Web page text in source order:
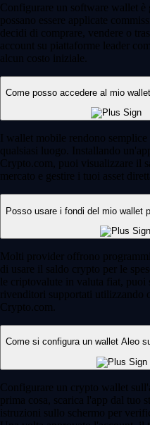
Configurare un software wallet è
possano essere applicate
decidi di comprare, vendere o
account su piattaforme leader
alcun costo iniziale.
Come posso accedere al mio
I wallet mobile rendono
qualsiasi luogo. Installando
Crypto.com, puoi visualizzare il
mercato e gestire i tuoi asset
Posso usare i fondi del mio wallet
Molti provider offrono
di usare il saldo crypto per le
le criptovalute in valuta fiat, puoi
rivenditori supportati utilizzando
Crypto.com.
Come si configura un wallet Aleo
Configurare un crypto wallet
prima cosa, scarica l'app dal tuo
istruzioni sullo schermo per